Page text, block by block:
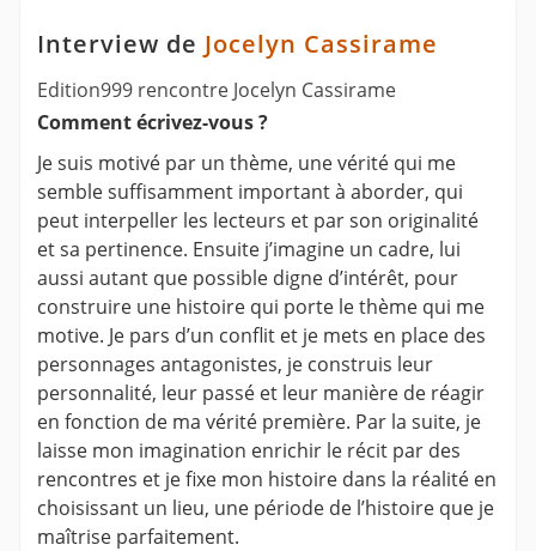
Interview de Jocelyn Cassirame
Edition999 rencontre Jocelyn Cassirame
Comment écrivez-vous ?
Je suis motivé par un thème, une vérité qui me
semble suffisamment important à aborder, qui
peut interpeller les lecteurs et par son originalité
et sa pertinence. Ensuite j’imagine un cadre, lui
aussi autant que possible digne d’intérêt, pour
construire une histoire qui porte le thème qui me
motive. Je pars d’un conflit et je mets en place des
personnages antagonistes, je construis leur
personnalité, leur passé et leur manière de réagir
en fonction de ma vérité première. Par la suite, je
laisse mon imagination enrichir le récit par des
rencontres et je fixe mon histoire dans la réalité en
choisissant un lieu, une période de l’histoire que je
maîtrise parfaitement.